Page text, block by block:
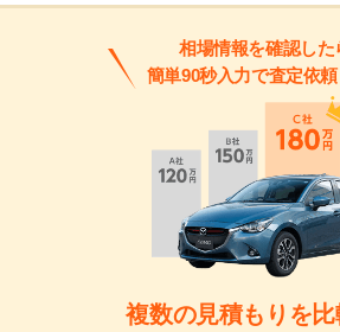
相場情報を確認した
簡単90秒入力で査定依頼
複数の見積もりを